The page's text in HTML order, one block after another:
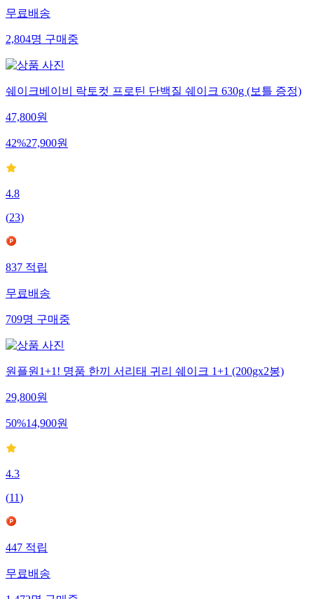
무료배송
2,804명구매중
쉐이크베이비 락토컷 프로틴 단백질 쉐이크 630g (보틀 증정)
47,800원
42%27,900원
4.8
(23)
837적립
무료배송
709명구매중
원플원1+1! 명품 한끼 서리태 귀리 쉐이크 1+1 (200gx2봉)
29,800원
50%14,900원
4.3
(11)
447적립
무료배송